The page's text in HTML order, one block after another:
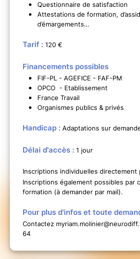
Questionnaire de satisfaction
Attestations de formation,
d’émargements…
Tarif : 120 €
Financements possibles
FIF-PL - AGEFICE - FAF-PM
OPCO - Etablissement
France Travail
Organismes publics & privés
Handicap : Adaptations sur
Délai d'accès : 1 jour
Inscriptions individuelles directement
Inscriptions également possibles par
formation (à demander par mail).
Pour plus d'infos et toute
Contactez
64